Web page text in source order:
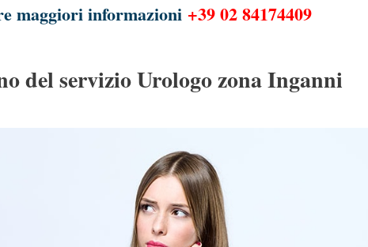
maggiori informazioni +39 02 84174409
del servizio Urologo zona Inganni